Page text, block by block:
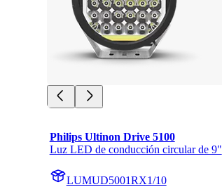
Philips Ultinon Drive 5100
Luz LED de conducción circular de 9"
LUMUD5001RX1/10